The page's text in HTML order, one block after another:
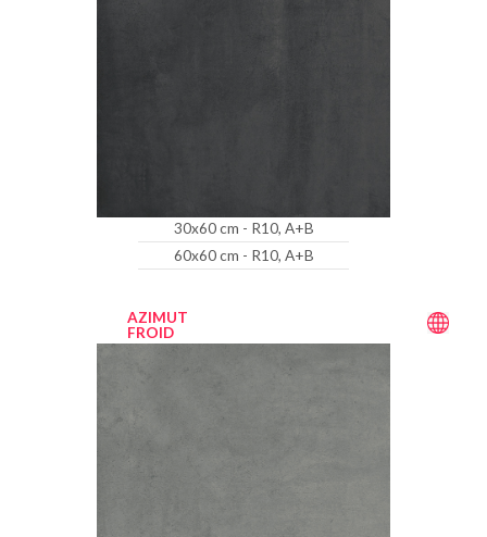
30x60 cm - R10, A+B
60x60 cm - R10, A+B
AZIMUT
FROID